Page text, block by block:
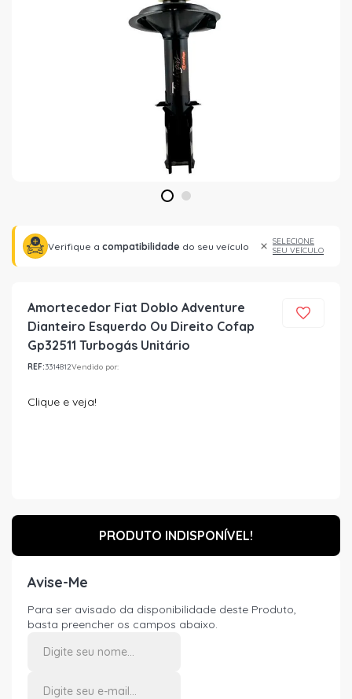
1 2
Verifique a compatibilidade do seu veículo
SELECIONE
SEU VEÍCULO
Amortecedor Fiat Doblo Adventure
Dianteiro Esquerdo Ou Direito Cofap
Gp32511 Turbogás Unitário
REF:3314812Vendido por:
Clique e veja!
PRODUTO INDISPONÍVEL!
Avise-Me
Para ser avisado da disponibilidade deste Produto,
basta preencher os campos abaixo.